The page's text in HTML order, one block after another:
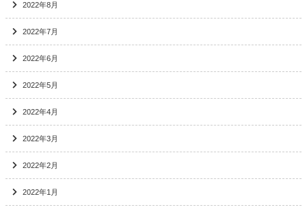
2022年8月
2022年7月
2022年6月
2022年5月
2022年4月
2022年3月
2022年2月
2022年1月